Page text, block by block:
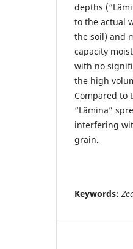
depths
to the actual
the soil) and
capacity
with no
the high
Compared to
“Lâmina”
interfering
grain.
Keywords: